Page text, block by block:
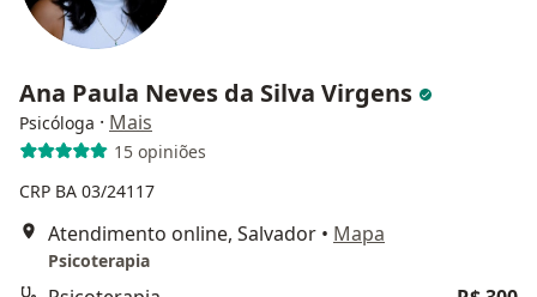
Ana Paula Neves da Silva Virgens
Psicóloga · Mais
15 opiniões
CRP BA 03/24117
Atendimento online, Salvador • Mapa
Psicoterapia